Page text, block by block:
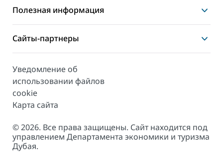
Полезная информация
Сайты-партнеры
Уведомление об
использовании файлов
cookie
Карта сайта
© 2026. Все права защищены. Сайт находится под
управлением Департамента экономики и туризма
Дубая.